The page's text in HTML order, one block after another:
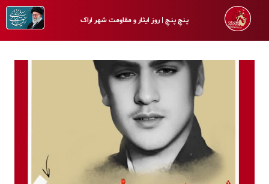
پـنجِ پنـجِ | روز ایثار و مقاومت شهر اراک